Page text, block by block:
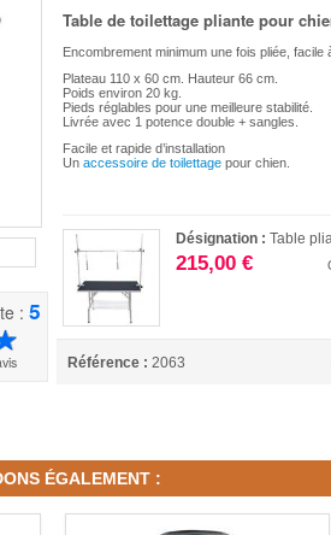
:5
Table de toilettage pliante pour
Encombrement minimum une fois pliée, facile
Plateau 110 x 60 cm. Hauteur 66 cm.
Poids environ 20 kg.
Pieds réglables pour une meilleure stabilité.
Livrée avec 1 potence double + sangles.
Facile et rapide d’installation
Unaccessoire de toilettage pour chien.
Désignation :Table
215,00 €
Référence : 2063
ÉGALEMENT :